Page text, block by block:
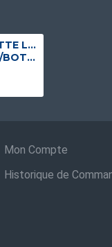
#PS3U-18291 POCHETTE LIQUIDE 3 LITRES AVEC PLUS GRAND SPOUT
4 3/4
Mon Compte
Historique de